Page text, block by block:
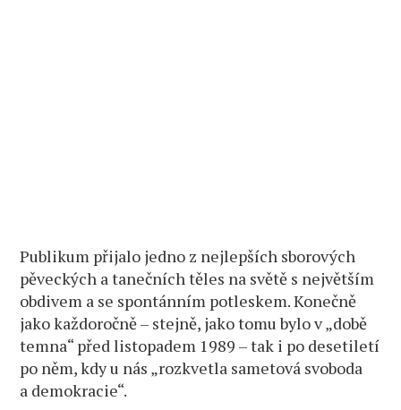
Publikum přijalo jedno z nejlepších sborových
pěveckých a tanečních těles na světě s největším
obdivem a se spontánním potleskem. Konečně
jako každoročně – stejně, jako tomu bylo v „době
temna“ před listopadem 1989 – tak i po desetiletí
po něm, kdy u nás „rozkvetla sametová svoboda
a demokracie“.